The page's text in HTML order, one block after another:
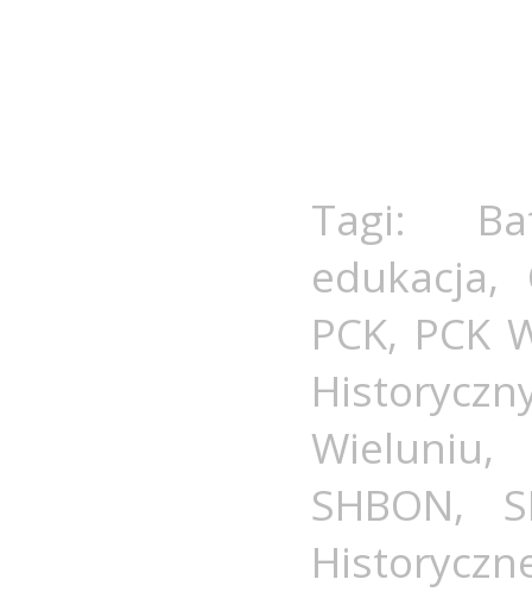
Tagi:
edukacja,
PCK, PCK
Wieluniu
SHBON,